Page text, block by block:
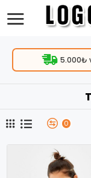
5.000₺
0